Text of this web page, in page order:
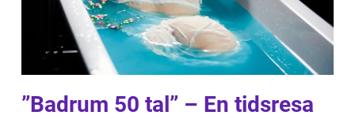
”Badrum 50 tal” – En tidsresa